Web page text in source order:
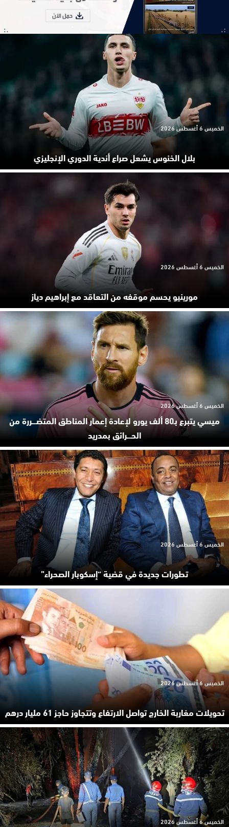
بلال الخنوس يشعل صراع أندية الدوري الإنجليزي
الخميس 6 أغسطس 2026
مورينيو يحسم موقفه من التعاقد مع إبراهيم دياز
الخميس 6 أغسطس 2026
ميسي يتبرع بـ80 ألف يورو لإعادة إعمار المناطق المتضـ.ـررة من
الحـ.ـرائق بمدريد
الخميس 6 أغسطس 2026
تطورات جديدة في قضية “إسكوبار الصحراء”
الخميس 6 أغسطس 2026
تحويلات مغاربة الخارج تواصل الارتفاع وتتجاوز حاجز 61 مليار درهم
الخميس 6 أغسطس 2026
الخميس 6 أغسطس 2026